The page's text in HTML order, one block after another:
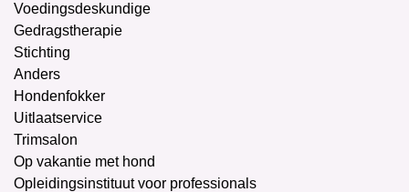
Voedingsdeskundige
Gedragstherapie
Stichting
Anders
Hondenfokker
Uitlaatservice
Trimsalon
Op vakantie met hond
Opleidingsinstituut voor professionals